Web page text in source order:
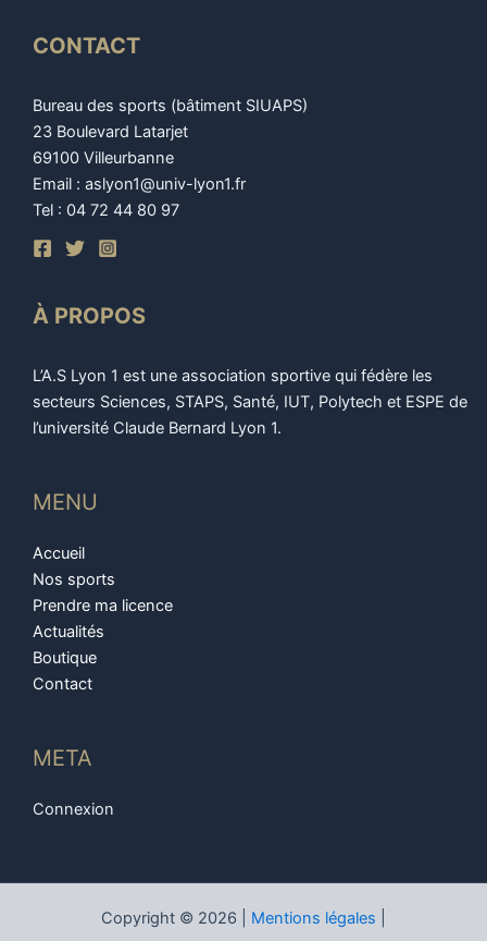
CONTACT
Bureau des sports (bâtiment SIUAPS)
23 Boulevard Latarjet
69100 Villeurbanne
Email : aslyon1@univ-lyon1.fr
Tel : 04 72 44 80 97
À PROPOS
L’A.S Lyon 1 est une association sportive qui fédère les
secteurs Sciences, STAPS, Santé, IUT, Polytech et ESPE de
l’université Claude Bernard Lyon 1.
MENU
Accueil
Nos sports
Prendre ma licence
Actualités
Boutique
Contact
META
Connexion
Copyright © 2026 | Mentions légales